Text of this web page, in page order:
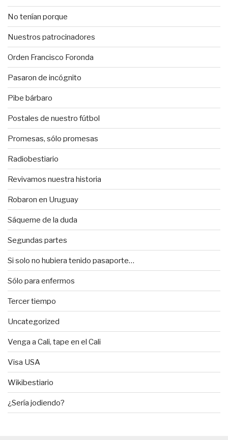
No tenían porque
Nuestros patrocinadores
Orden Francisco Foronda
Pasaron de incógnito
Pibe bárbaro
Postales de nuestro fútbol
Promesas, sólo promesas
Radiobestiario
Revivamos nuestra historia
Robaron en Uruguay
Sáqueme de la duda
Segundas partes
Si solo no hubiera tenido pasaporte…
Sólo para enfermos
Tercer tiempo
Uncategorized
Venga a Cali, tape en el Cali
Visa USA
Wikibestiario
¿Sería jodiendo?